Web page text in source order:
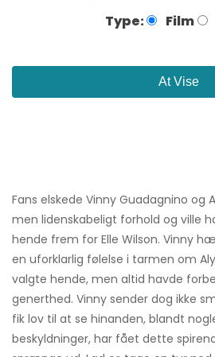
Type: Film
At Vise
Fans elskede Vinny Guadagnino og
men lidenskabeligt forhold og ville
hende frem for Elle Wilson. Vinny
en uforklarlig følelse i tarmen om
valgte hende, men altid havde
generthed. Vinny sender dog ikke
fik lov til at se hinanden, blandt
beskyldninger, har fået dette